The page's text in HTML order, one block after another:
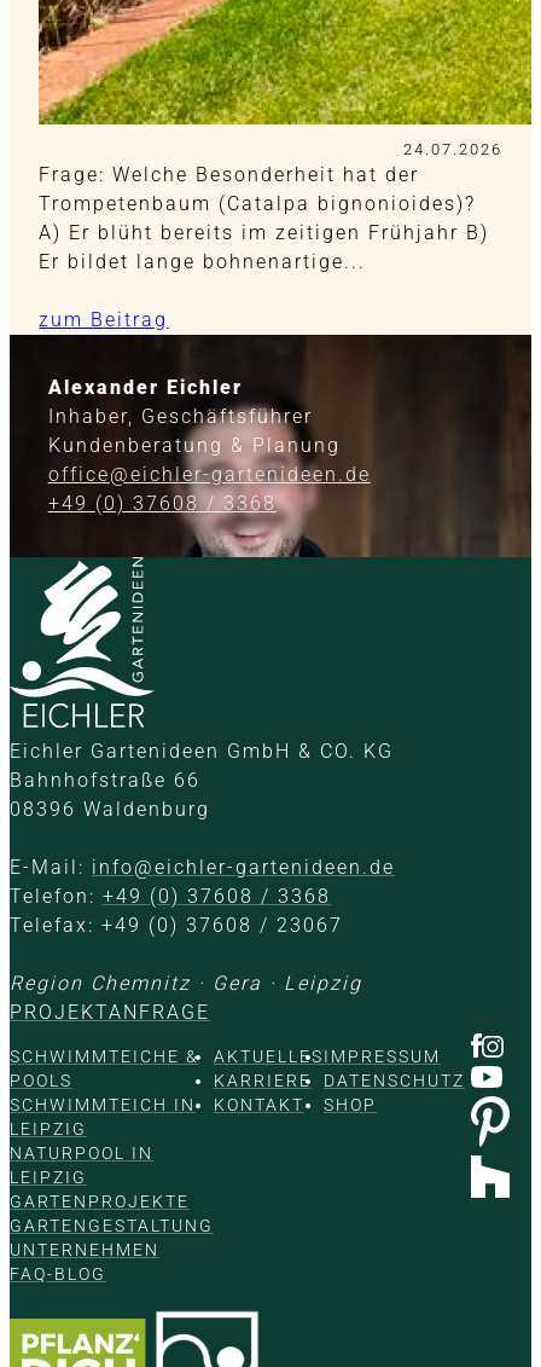
24.07.2026
Frage: Welche Besonderheit hat der
Trompetenbaum (Catalpa bignonioides)?
A) Er blüht bereits im zeitigen Frühjahr B)
Er bildet lange bohnenartige...
zum Beitrag
Alexander Eichler
Inhaber, Geschäftsführer
Kundenberatung & Planung
office@eichler-gartenideen.de
+49 (0) 37608 / 3368
Eichler Gartenideen GmbH & CO. KG
Bahnhofstraße 66
08396 Waldenburg
E-Mail: info@eichler-gartenideen.de
Telefon: +49 (0) 37608 / 3368
Telefax: +49 (0) 37608 / 23067
Region Chemnitz · Gera · Leipzig
PROJEKTANFRAGE
SCHWIMMTEICHE &
POOLS
SCHWIMMTEICH IN
LEIPZIG
NATURPOOL IN
LEIPZIG
GARTENPROJEKTE
GARTENGESTALTUNG
UNTERNEHMEN
FAQ-BLOG
AKTUELLES
KARRIERE
KONTAKT
IMPRESSUM
DATENSCHUTZ
SHOP